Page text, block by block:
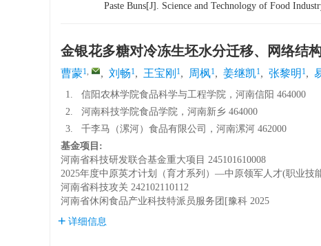
Paste Buns[J]. Science and Technology of Food
金银花多糖对冷冻生坯水分迁移、网络结
曹蒙1, , 刘畅1, 王宝刚 1, 周枫1, 姜继凯1, 张黎明 1,
1.
信阳农林学院食品科学与工程学院，河南信阳 464000
2.
河南科技学院食品学院，河南新乡 464000
3.
千李马（漯河）食品有限公司，河南漯河 462000
基金项目:
河南省科技研发联合基金重大项目 245101610008
2025年度中原英才计划（育才系列）—中原领军人才(职业技
河南省科技攻关 242102110112
河南省休闲食品产业科技特派员服务团[豫科 2025
详细信息